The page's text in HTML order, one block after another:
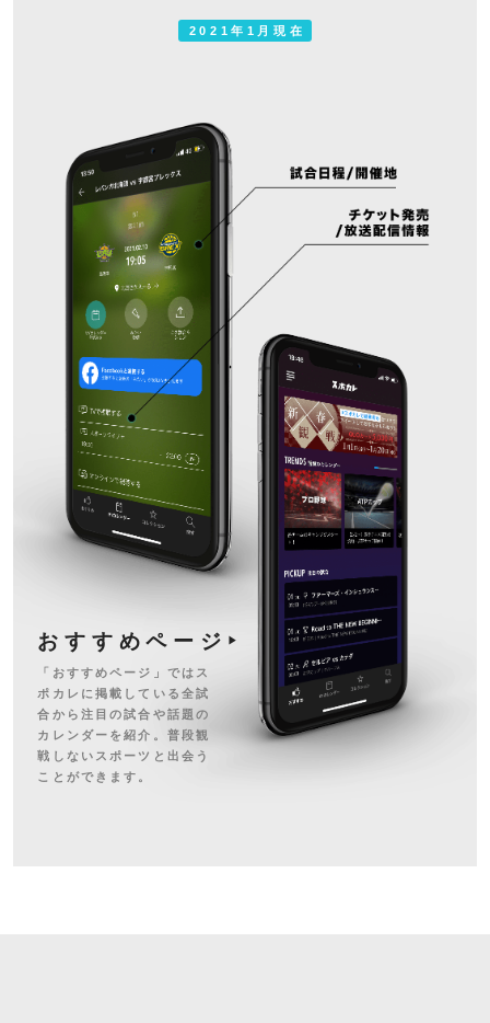
2021年1月現在
おすすめページ
「おすすめページ」ではス
ポカレに掲載している全試
合から注目の試合や話題の
カレンダーを紹介。普段観
戦しないスポーツと出会う
ことができます。